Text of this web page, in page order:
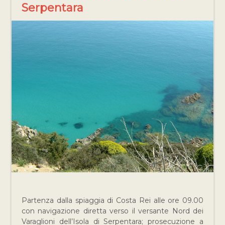
Serpentara
Partenza dalla spiaggia di Costa Rei alle ore 09.00
con navigazione diretta verso il versante Nord dei
Varaglioni dell’Isola di Serpentara; prosecuzione a